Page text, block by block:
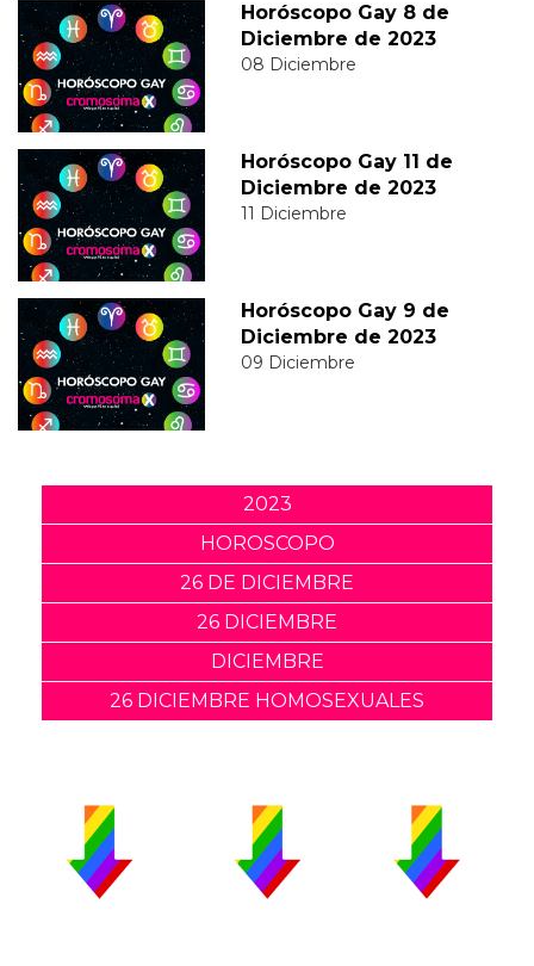
Horóscopo Gay 8 de
Diciembre de 2023
08 Diciembre
Horóscopo Gay 11 de
Diciembre de 2023
11 Diciembre
Horóscopo Gay 9 de
Diciembre de 2023
09 Diciembre
2023
HOROSCOPO
26 DE DICIEMBRE
26 DICIEMBRE
DICIEMBRE
26 DICIEMBRE HOMOSEXUALES